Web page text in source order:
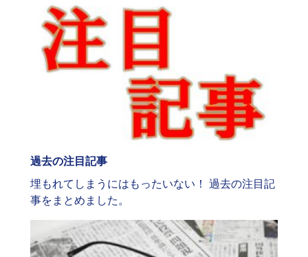
過去の注目記事
埋もれてしまうにはもったいない！ 過去の注目記
事をまとめました。